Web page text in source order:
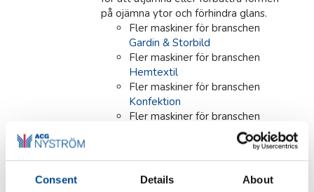
Consent Details About
på ojämna ytor och förhindra glans.
Fler maskiner för branschen
Gardin & Storbild
Fler maskiner för branschen
Hemtextil
Fler maskiner för branschen
Konfektion
Fler maskiner för branschen
Fler maskiner för branschen
Möbel/Bil/Tapetserare
Fler maskiner för branschen